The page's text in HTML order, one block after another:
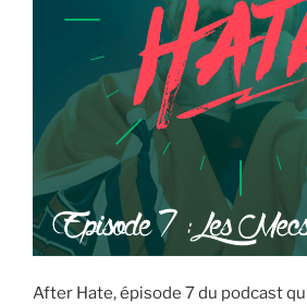
After Hate, épisode 7 du podcast